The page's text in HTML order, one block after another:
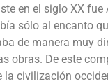
en el siglo XX
sólo al encanto
de manera muy
obras. De este
civilización